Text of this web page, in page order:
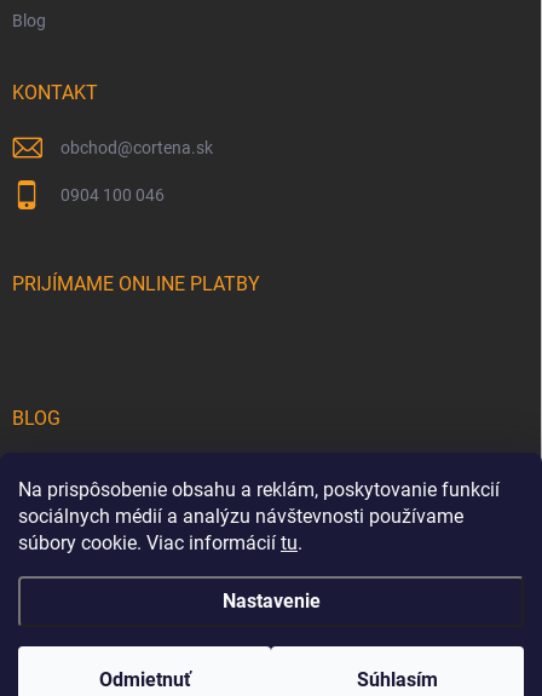
Na prispôsobenie obsahu a reklám, poskytovanie funkcií
sociálnych médií a analýzu návštevnosti používame
súbory cookie. Viac informácií tu.
Nastavenie
Odmietnuť Súhlasím
Blog
KONTAKT
obchod@cortena.sk
0904 100 046
PRIJÍMAME ONLINE PLATBY
BLOG
luxusný drevený nábytok
5 tipov, ako premeniť vašu záhradu na luxusnú oázu pokoja a štýlu
Copyright 2026cortena.sk. Všetky práva vyhradené.Upraviť nastavenie